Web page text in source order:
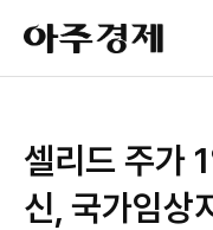
아
주
경
셀리드 주가
신, 국가임상